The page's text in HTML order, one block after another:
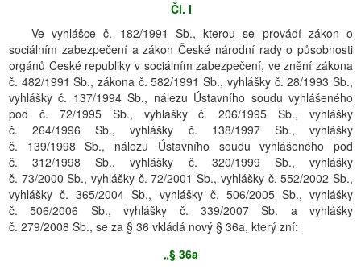
Čl. I
Ve vyhlášce č. 182/1991 Sb., kterou se provádí zákon o
sociálním zabezpečení a zákon České národní rady o působnosti
orgánů České republiky v sociálním zabezpečení, ve znění zákona
č. 482/1991 Sb., zákona č. 582/1991 Sb., vyhlášky č. 28/1993 Sb.,
vyhlášky č. 137/1994 Sb., nálezu Ústavního soudu vyhlášeného
pod č. 72/1995 Sb., vyhlášky č. 206/1995 Sb., vyhlášky
č. 264/1996 Sb., vyhlášky č. 138/1997 Sb., vyhlášky
č. 139/1998 Sb., nálezu Ústavního soudu vyhlášeného pod
č. 312/1998 Sb., vyhlášky č. 320/1999 Sb., vyhlášky
č. 73/2000 Sb., vyhlášky č. 72/2001 Sb., vyhlášky č. 552/2002 Sb.,
vyhlášky č. 365/2004 Sb., vyhlášky č. 506/2005 Sb., vyhlášky
č. 506/2006 Sb., vyhlášky č. 339/2007 Sb. a vyhlášky
č. 279/2008 Sb., se za § 36 vkládá nový § 36a, který zní:
„§ 36a